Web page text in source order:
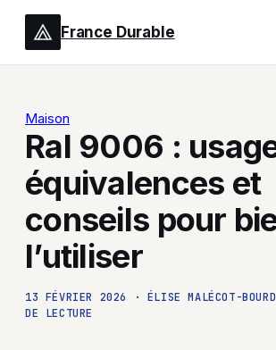
France Durable
Maison
Ral 9006 :
équivalences et
conseils pour
l’utiliser
13 FÉVRIER 2026 · ÉLISE MALÉCOT-
DE LECTURE